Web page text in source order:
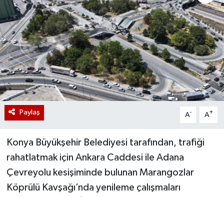
Paylaş A- A+
Konya Büyükşehir Belediyesi tarafından, trafiği
rahatlatmak için Ankara Caddesi ile Adana
Çevreyolu kesişiminde bulunan Marangozlar
Köprülü Kavşağı’nda yenileme çalışmaları